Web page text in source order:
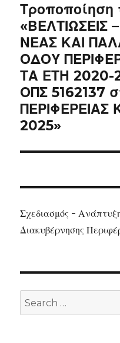
Next
post:
Τροποποίηση
«ΒΕΛΤΙΩΣΕΙΣ
ΝΕΑΣ ΚΑΙ
ΟΔΟΥ
ΤΑ ΕΤΗ 2020-
ΟΠΣ 5162137
ΠΕΡΙΦΕΡΕΙΑΣ
2025»
Σχεδιασμός -
Διακυβέρνησης
Search
for: